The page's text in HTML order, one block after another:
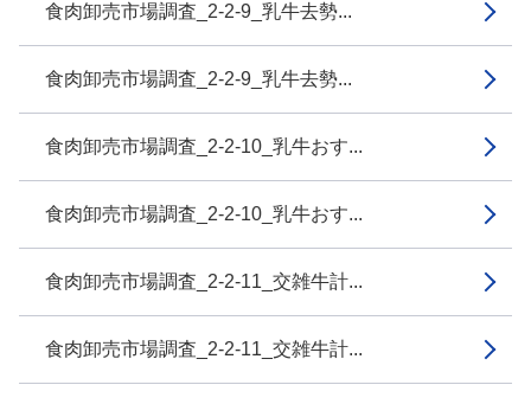
食肉卸売市場調査_2-2-9_乳牛去勢...
食肉卸売市場調査_2-2-9_乳牛去勢...
食肉卸売市場調査_2-2-10_乳牛おす...
食肉卸売市場調査_2-2-10_乳牛おす...
食肉卸売市場調査_2-2-11_交雑牛計...
食肉卸売市場調査_2-2-11_交雑牛計...